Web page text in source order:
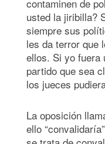
contaminen de
usted la jiribilla?
siempre sus
les da terror que
ellos. Si yo fuera
partido que sea
los jueces
La oposición
ello